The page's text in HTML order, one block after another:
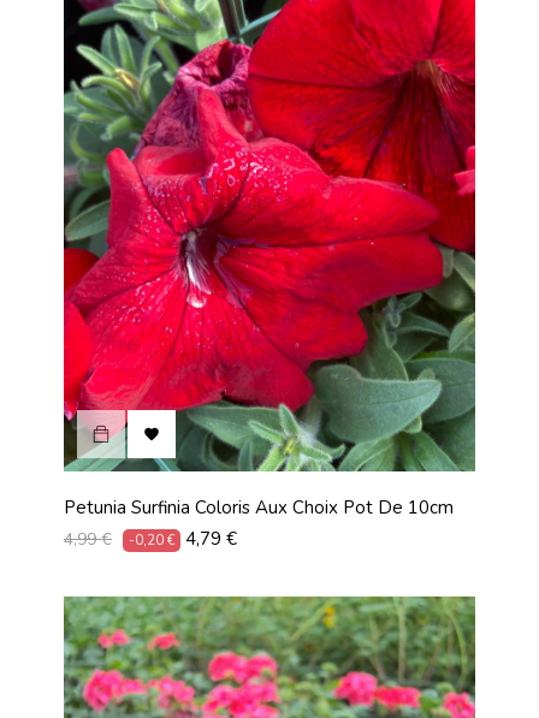

Petunia Surfinia Coloris Aux Choix Pot De 10cm
Prix
4,99 € -0,20 € Prix
4,79 €